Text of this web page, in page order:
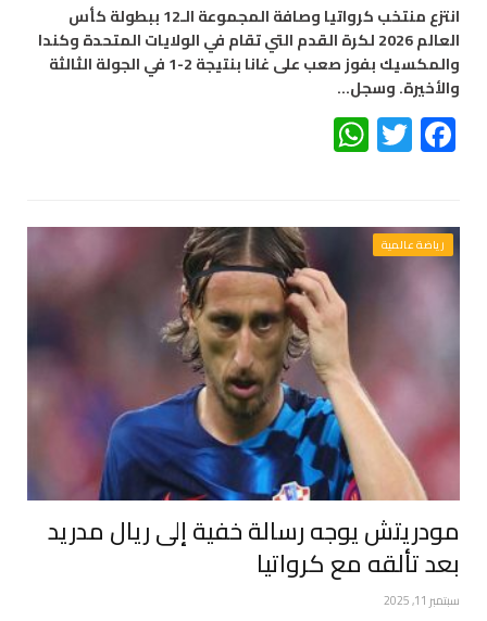
انتزع منتخب كرواتيا وصافة المجموعة الـ12 ببطولة كأس
العالم 2026 لكرة القدم التي تقام في الولايات المتحدة وكندا
والمكسيك بفوز صعب على غانا بنتيجة 2-1 في الجولة الثالثة
والأخيرة. وسجل…
Facebook
Twitter
رياضة عالمية
مودريتش يوجه رسالة خفية إلى ريال مدريد
بعد تألقه مع كرواتيا
سبتمبر 11, 2025